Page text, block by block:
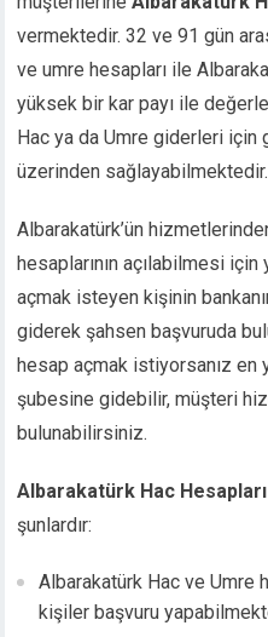
giriş
bonusu
bonusu
bonusu
youtube mp3 downloader
Forum
escort
giriş
vermektedir. 32 ve 91 gün
ve umre hesapları ile
yüksek bir kar payı ile
Hac ya da Umre giderleri için
üzerinden sağlayabilmektedir.
Albarakatürk’ün
hesaplarının açılabilmesi için
açmak isteyen kişinin
giderek şahsen başvuruda
hesap açmak istiyorsanız en
şubesine gidebilir, müşteri
bulunabilirsiniz.
Albarakatürk Hac Hesapları
şunlardır:
Albarakatürk Hac ve Umre
kişiler başvuru